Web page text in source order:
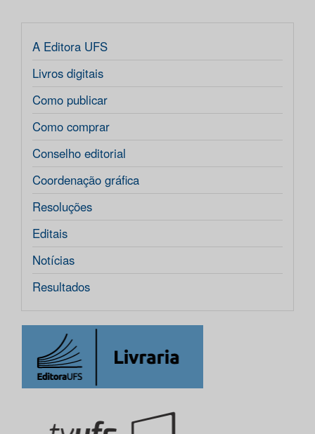
A Editora UFS
Livros digitais
Como publicar
Como comprar
Conselho editorial
Coordenação gráfica
Resoluções
Editais
Notícias
Resultados